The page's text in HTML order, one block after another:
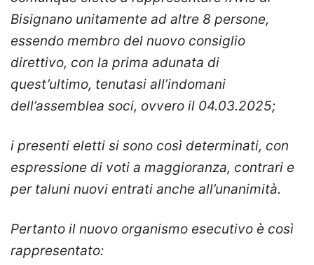
Bisignano unitamente ad altre 8 persone,
essendo membro del nuovo consiglio
direttivo, con la prima adunata di
quest’ultimo, tenutasi all’indomani
dell’assemblea soci, ovvero il 04.03.2025;
i presenti eletti si sono così determinati, con
espressione di voti a maggioranza, contrari e
per taluni nuovi entrati anche all’unanimità.
Pertanto il nuovo organismo esecutivo è così
rappresentato: